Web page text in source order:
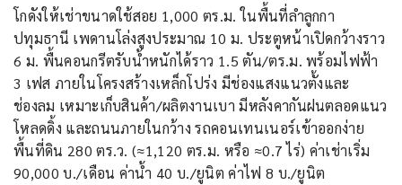
โกดังให้เช่าขนาดใช้สอย 1,000 ตร.ม. ในพื้นที่ลำลูกกา
ปทุมธานี เพดานโล่งสูงประมาณ 10 ม. ประตูหน้าเปิดกว้างราว
6 ม. พื้นคอนกรีตรับน้ำหนักได้ราว 1.5 ตัน/ตร.ม. พร้อมไฟฟ้า
3 เฟส ภายในโครงสร้างเหล็กโปร่ง มีช่องแสงแนวตั้งและ
ช่องลม เหมาะเก็บสินค้า/ผลิตงานเบา มีหลังคากันฝนตลอดแนว
โหลดดิ้ง และถนนภายในกว้าง รถคอนเทนเนอร์เข้าออกง่าย
พื้นที่ดิน 280 ตร.ว. (≈1,120 ตร.ม. หรือ ≈0.7 ไร่) ค่าเช่าเริ่ม
90,000 บ./เดือน ค่าน้ำ 40 บ./ยูนิต ค่าไฟ 8 บ./ยูนิต